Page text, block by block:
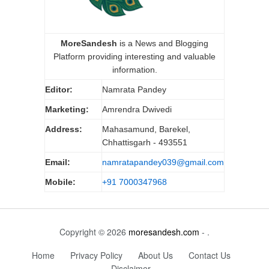
MoreSandesh is a News and Blogging
Platform providing interesting and valuable
information.
Editor: Namrata Pandey
Marketing: Amrendra Dwivedi
Address:
Mahasamund, Barekel,
Chhattisgarh - 493551
Email: namratapandey039@gmail.com
Mobile: +91 7000347968
Copyright © 2026 moresandesh.com - .
Home
Privacy Policy About Us
Contact Us